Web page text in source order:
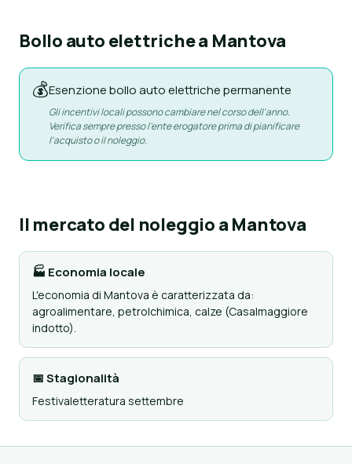
Bollo auto elettriche a Mantova
💰Esenzione bollo auto elettriche permanente
Gli incentivi locali possono cambiare nel corso dell'anno.
Verifica sempre presso l'ente erogatore prima di pianificare
l'acquisto o il noleggio.
Il mercato del noleggio a Mantova
🏭 Economia locale
L'economia di Mantova è caratterizzata da:
agroalimentare, petrolchimica, calze (Casalmaggiore
indotto).
📅 Stagionalità
Festivaletteratura settembre